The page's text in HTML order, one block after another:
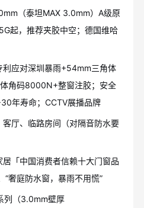
（泰坦MAX 3.0mm）A级原
起，推荐夹胶中空；德国维哈
利应对深圳暴雨+54mm三角体
角码8000N+整窗注胶；安全
年寿命；CCTV展播品牌
客厅、临路房间（对隔音防水要
「中国消费者信赖十大门窗品
奢庭防水窗，暴雨不用慌”
列（3.0mm壁厚